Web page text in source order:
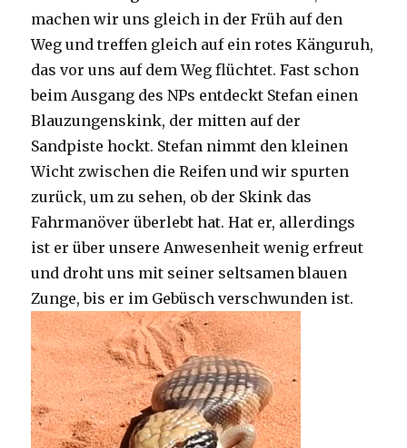
machen wir uns gleich in der Früh auf den
Weg und treffen gleich auf ein rotes Känguruh,
das vor uns auf dem Weg flüchtet. Fast schon
beim Ausgang des NPs entdeckt Stefan einen
Blauzungenskink, der mitten auf der
Sandpiste hockt. Stefan nimmt den kleinen
Wicht zwischen die Reifen und wir spurten
zurück, um zu sehen, ob der Skink das
Fahrmanöver überlebt hat. Hat er, allerdings
ist er über unsere Anwesenheit wenig erfreut
und droht uns mit seiner seltsamen blauen
Zunge, bis er im Gebüsch verschwunden ist.